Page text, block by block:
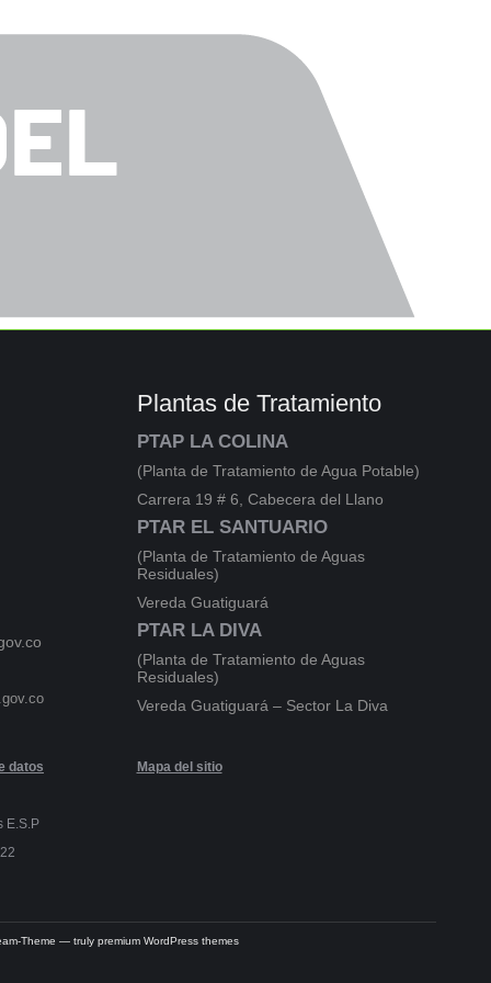
Plantas de Tratamiento
PTAP LA COLINA
(Planta de Tratamiento de Agua Potable)
Carrera 19 # 6, Cabecera del Llano
PTAR EL SANTUARIO
(Planta de Tratamiento de Aguas
Residuales)
Vereda Guatiguará
PTAR LA DIVA
(Planta de Tratamiento de Aguas
Residuales)
Vereda Guatiguará – Sector La Diva
datos
E.S.P
Mapa del sitio
Theme — truly premium WordPress themes